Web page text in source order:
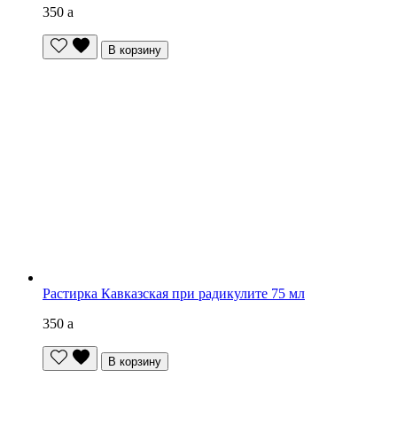
350 a
В корзину
Растирка Кавказская при радикулите 75 мл
350 a
В корзину